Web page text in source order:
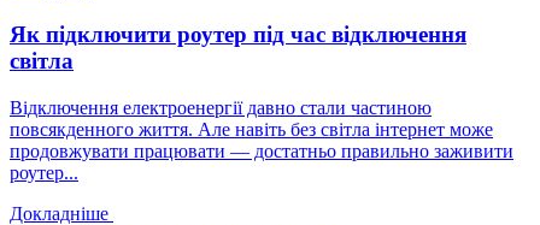
Як підключити роутер під час відключення
світла
Відключення електроенергії давно стали частиною
повсякденного життя. Але навіть без світла інтернет може
продовжувати працювати — достатньо правильно заживити
роутер...
Докладніше